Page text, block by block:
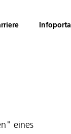
Infoportal
eines